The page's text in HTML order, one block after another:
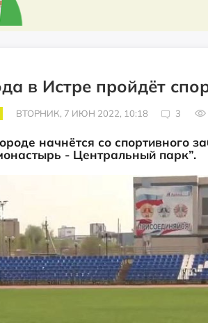
в Истре пройдёт
ВТОРНИК, 7 ИЮН 2022, 10:18 3
начнётся со спортивного
- Центральный парк”.